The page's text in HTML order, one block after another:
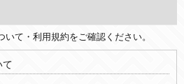
て・利用規約をご確認ください。
て